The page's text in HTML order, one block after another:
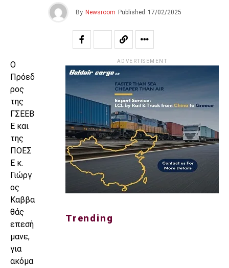
By Newsroom Published 17/02/2025
Ο
Πρόεδ
ρος
της
ΓΣΕΕΒ
Ε και
της
ΠΟΕΣ
Ε κ.
Γιώργ
ος
Καββα
θάς
επεσή
μανε,
για
ακόμα
ADVERTISEMENT
Trending